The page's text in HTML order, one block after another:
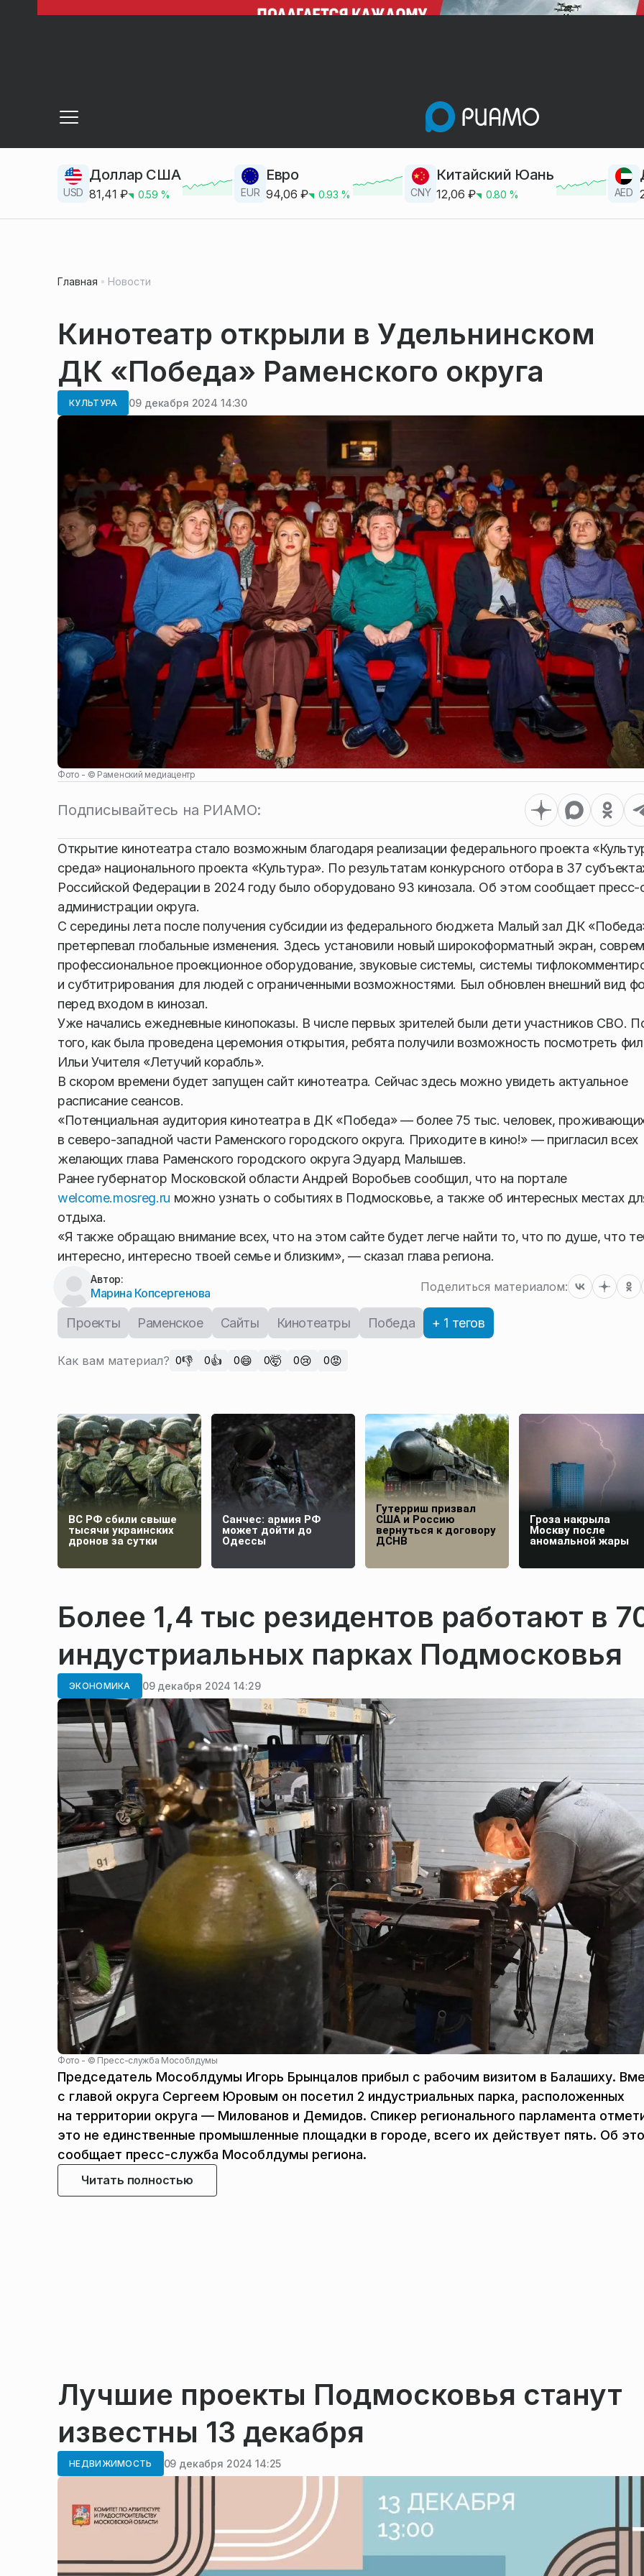
USD
Доллар США
81,41 ₽ 0.59 % EUR
Евро
94,06 ₽ 0.93 % CNY
Китайский Юань
12,06 ₽ 0.80 % AED
Главная Новости
Кинотеатр открыли в Удельнинском
ДК «Победа» Раменского округа
КУЛЬТУРА 09 декабря 2024 14:30
Фото - © Раменский медиацентр
Подписывайтесь на РИАМО:
Открытие кинотеатра стало возможным благодаря реализации федерального проекта
среда» национального проекта «Культура». По результатам конкурсного отбора в 37
Российской Федерации в 2024 году было оборудовано 93 кинозала. Об этом сообщает
администрации округа.
С середины лета после получения субсидии из федерального бюджета Малый зал ДК
претерпевал глобальные изменения. Здесь установили новый широкоформатный экран,
профессиональное проекционное оборудование, звуковые системы, системы
и субтитрирования для людей с ограниченными возможностями. Был обновлен внешний вид
перед входом в кинозал.
Уже начались ежедневные кинопоказы. В числе первых зрителей были дети участников СВО.
того, как была проведена церемония открытия, ребята получили возможность посмотреть
Ильи Учителя «Летучий корабль».
В скором времени будет запущен сайт кинотеатра. Сейчас здесь можно увидеть актуальное
расписание сеансов.
«Потенциальная аудитория кинотеатра в ДК «Победа» — более 75 тыс. человек,
в северо-западной части Раменского городского округа. Приходите в кино!» — пригласил всех
желающих глава Раменского городского округа Эдуард Малышев.
Ранее губернатор Московской области Андрей Воробьев сообщил, что на портале
welcome.mosreg.ru можно узнать о событиях в Подмосковье, а также об интересных местах
отдыха.
«Я также обращаю внимание всех, что на этом сайте будет легче найти то, что по душе, что
интересно, интересно твоей семье и близким», — сказал глава региона.
Автор:
Марина Копсергенова Поделиться материалом:
Проекты Раменское Сайты Кинотеатры Победа + 1 тегов
Как вам материал? 0👎 0👍 0😄 0🤯 0😢 0😡
ВС РФ сбили свыше
тысячи украинских
дронов за сутки
Санчес: армия РФ
может дойти до
Одессы
Гутерриш призвал
США и Россию
вернуться к договору
ДСНВ
Гроза накрыла
Москву после
аномальной жары
Более 1,4 тыс резидентов работают в
индустриальных парках Подмосковья
ЭКОНОМИКА 09 декабря 2024 14:29
Фото - © Пресс-служба Мособлдумы
Председатель Мособлдумы Игорь Брынцалов прибыл с рабочим визитом в Балашиху.
с главой округа Сергеем Юровым он посетил 2 индустриальных парка, расположенных
на территории округа — Милованов и Демидов. Спикер регионального парламента
это не единственные промышленные площадки в городе, всего их действует пять. Об
сообщает пресс-служба Мособлдумы региона.
Читать полностью
Лучшие проекты Подмосковья станут
известны 13 декабря
НЕДВИЖИМОСТЬ 09 декабря 2024 14:25